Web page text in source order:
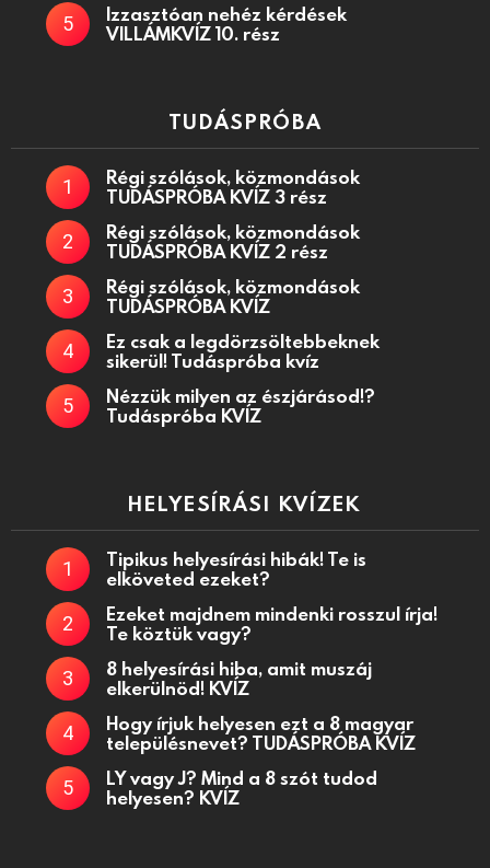
Izzasztóan nehéz kérdések
VILLÁMKVÍZ 10. rész
TUDÁSPRÓBA
Régi szólások, közmondások
TUDÁSPRÓBA KVÍZ 3 rész
Régi szólások, közmondások
TUDÁSPRÓBA KVÍZ 2 rész
Régi szólások, közmondások
TUDÁSPRÓBA KVÍZ
Ez csak a legdörzsöltebbeknek
sikerül! Tudáspróba kvíz
Nézzük milyen az észjárásod!?
Tudáspróba KVÍZ
HELYESÍRÁSI KVÍZEK
Tipikus helyesírási hibák! Te is
elköveted ezeket?
Ezeket majdnem mindenki rosszul írja!
Te köztük vagy?
8 helyesírási hiba, amit muszáj
elkerülnöd! KVÍZ
Hogy írjuk helyesen ezt a 8 magyar
településnevet? TUDÁSPRÓBA KVÍZ
LY vagy J? Mind a 8 szót tudod
helyesen? KVÍZ